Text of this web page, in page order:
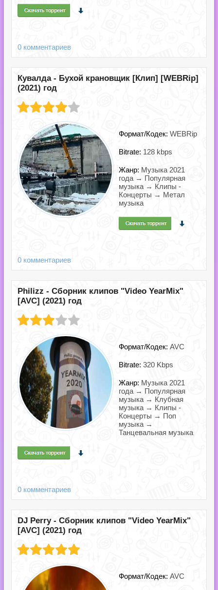
0 комментариев
Кувалда - Бухой крановщик [Клип] [WEBRip]
(2021) год
Формат/Кодек: WEBRip
Bitrate: 128 kbps
Жанр: Музыка 2021
года → Популярная
музыка → Клипы -
Концерты → Метал
музыка
0 комментариев
Philizz - Сборник клипов "Video YearMix"
[AVC] (2021) год
Формат/Кодек: AVC
Bitrate: 320 Kbps
Жанр: Музыка 2021
года → Популярная
музыка → Клубная
музыка → Клипы -
Концерты → Поп
музыка →
Танцевальная музыка
0 комментариев
DJ Perry - Сборник клипов "Video YearMix"
[AVC] (2021) год
Формат/Кодек: AVC